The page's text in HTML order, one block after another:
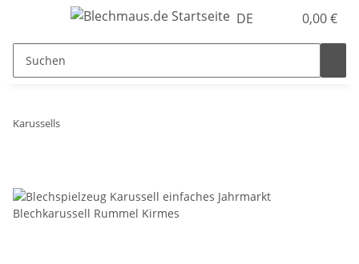
DE 0,00 €
Karussells